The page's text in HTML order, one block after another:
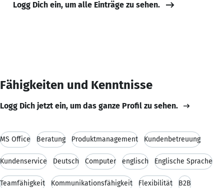
Logg Dich ein, um alle Einträge zu sehen.
Fähigkeiten und Kenntnisse
Logg Dich jetzt ein, um das ganze Profil zu sehen.
MS Office Beratung Produktmanagement Kundenbetreuung
Kundenservice Deutsch Computer englisch Englische Sprache
Teamfähigkeit Kommunikationsfähigkeit Flexibilität B2B